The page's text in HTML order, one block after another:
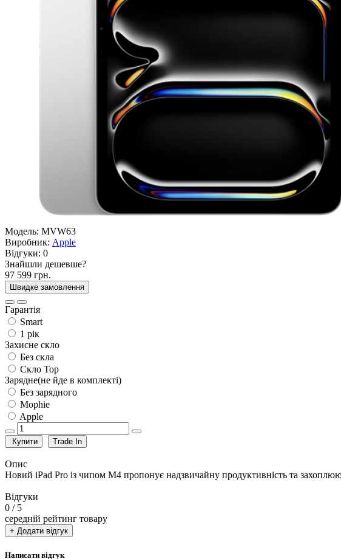
Модель: MVW63
Виробник: Apple
Відгуки: 0
Знайшли дешевше?
97 599 грн.
Швидке замовлення
Гарантія
Smart
1 рік
Захисне скло
Без скла
Скло Top
Зарядне(не йде в комплекті)
Без зарядного
Mophie
Apple
Купити Trade In
Опис
Новий iPad Pro із чипом M4 пропонує надзвичайну продуктивність та
Відгуки
0 / 5
середній рейтинг товару
+ Додати відгук
Написати відгук